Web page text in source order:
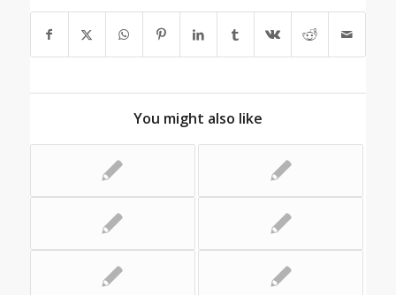
You might also like